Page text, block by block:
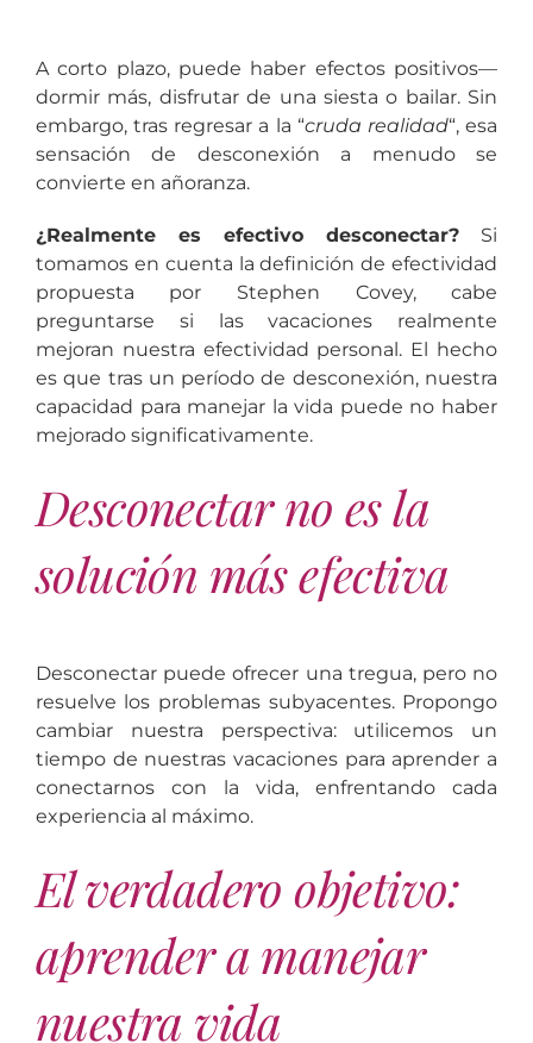
A corto plazo, puede haber efectos positivos—
dormir más, disfrutar de una siesta o bailar. Sin
embargo, tras regresar a la “cruda realidad“, esa
sensación de desconexión a menudo se
convierte en añoranza.
¿Realmente es efectivo desconectar? Si
tomamos en cuenta la definición de efectividad
propuesta por Stephen Covey, cabe
preguntarse si las vacaciones realmente
mejoran nuestra efectividad personal. El hecho
es que tras un período de desconexión, nuestra
capacidad para manejar la vida puede no haber
mejorado significativamente.
Desconectar no es la
solución más efectiva
Desconectar puede ofrecer una tregua, pero no
resuelve los problemas subyacentes. Propongo
cambiar nuestra perspectiva: utilicemos un
tiempo de nuestras vacaciones para aprender a
conectarnos con la vida, enfrentando cada
experiencia al máximo.
El verdadero objetivo:
aprender a manejar
nuestra vida